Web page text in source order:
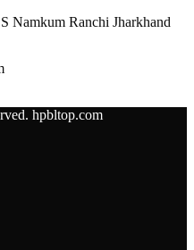
Namkum Ranchi Jharkhand
hpbltop.com